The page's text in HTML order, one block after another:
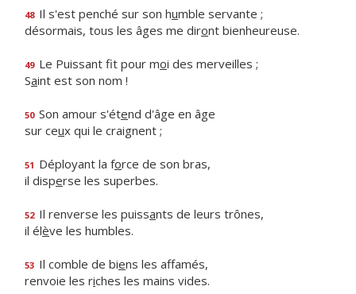
48 Il s'est penché sur son humble servante ;
désormais, tous les âges me diront bienheureuse.
49 Le Puissant fit pour moi des merveilles ;
Saint est son nom !
50 Son amour s'étend d'âge en âge
sur ceux qui le craignent ;
51 Déployant la force de son bras,
il disperse les superbes.
52 Il renverse les puissants de leurs trônes,
il élève les humbles.
53 Il comble de biens les affamés,
renvoie les riches les mains vides.